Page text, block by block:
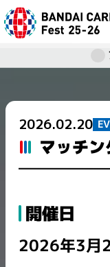
2026.02.20
マッチ
開催日
2026年3月